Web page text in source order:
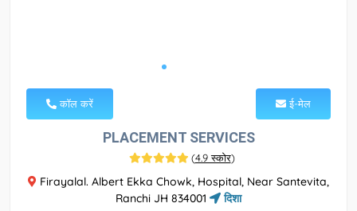
कॉल करें ई-मेल
PLACEMENT SERVICES
(4.9 स्कोर)
Firayalal. Albert Ekka Chowk, Hospital, Near Santevita,
Ranchi JH 834001
दिशा